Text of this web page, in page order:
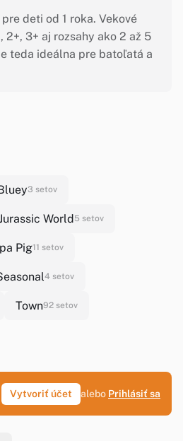
deti od 1 roka. Vekové
2+, 3+ aj rozsahy ako 2 až 5
teda ideálna pre batoľatá a
3 setov
World5 setov
Pig11 setov
4 setov
Town92 setov
Vytvoriť účet alebo Prihlásiť sa